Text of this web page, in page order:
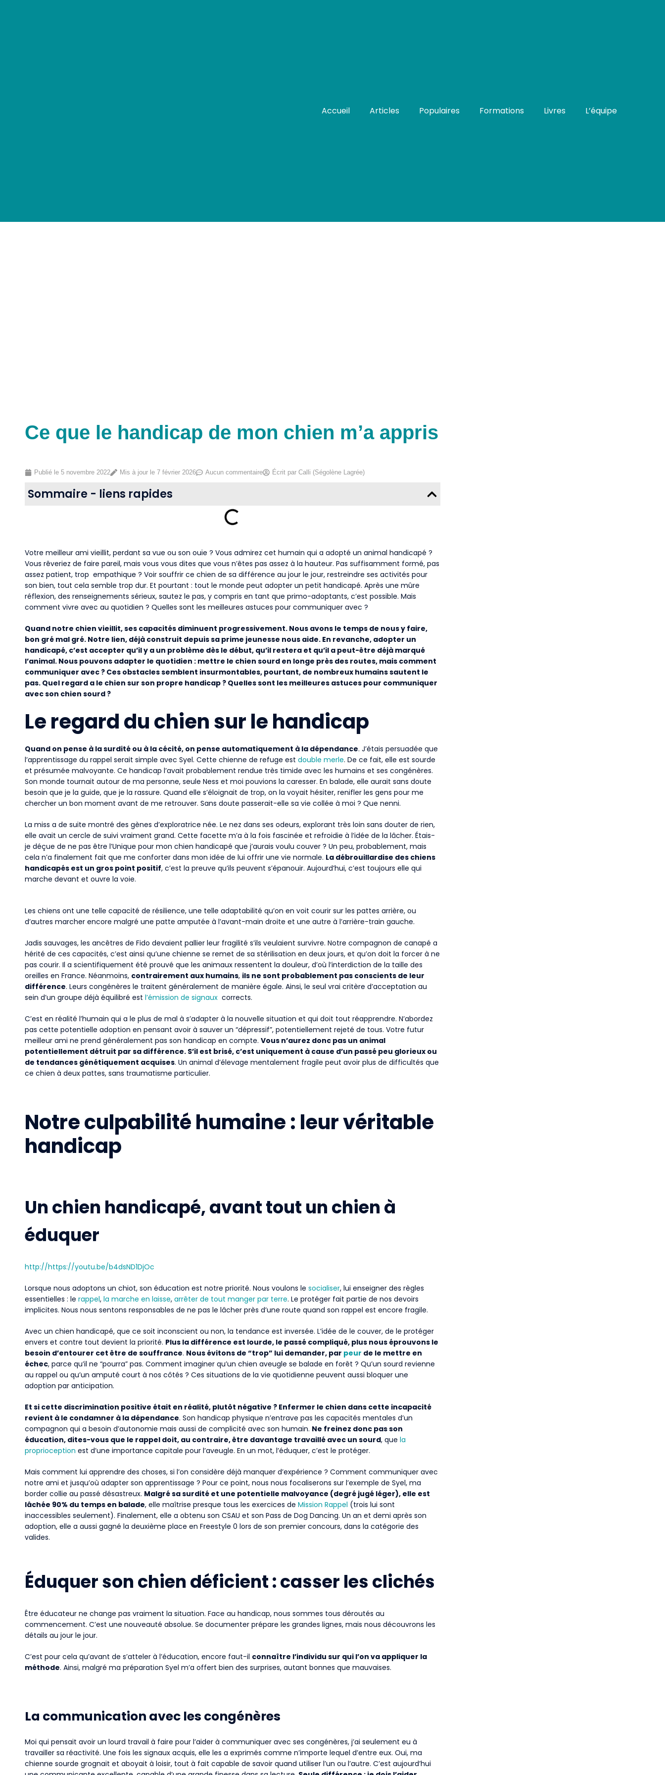
Accueil Articles Populaires Formations Livres L’équipe
Ce que le handicap de mon chien m’a appris
Publié le 5 novembre 2022 Mis à jour le 7 février 2026 Aucun commentaire Écrit par Calli (Ségolène Lagrée)
Sommaire - liens rapides
Votre meilleur ami vieillit, perdant sa vue ou son ouïe ? Vous admirez cet humain qui a adopté un animal handicapé ?
Vous rêveriez de faire pareil, mais vous vous dites que vous n’êtes pas assez à la hauteur. Pas suffisamment formé, pas
assez patient, trop empathique ? Voir souffrir ce chien de sa différence au jour le jour, restreindre ses activités pour
son bien, tout cela semble trop dur. Et pourtant : tout le monde peut adopter un petit handicapé. Après une mûre
réflexion, des renseignements sérieux, sautez le pas, y compris en tant que primo-adoptants, c’est possible. Mais
comment vivre avec au quotidien ? Quelles sont les meilleures astuces pour communiquer avec ?
Quand notre chien vieillit, ses capacités diminuent progressivement. Nous avons le temps de nous y faire,
bon gré mal gré. Notre lien, déjà construit depuis sa prime jeunesse nous aide. En revanche, adopter un
handicapé, c’est accepter qu’il y a un problème dès le début, qu’il restera et qu’il a peut-être déjà marqué
l’animal. Nous pouvons adapter le quotidien : mettre le chien sourd en longe près des routes, mais comment
communiquer avec ? Ces obstacles semblent insurmontables, pourtant, de nombreux humains sautent le
pas. Quel regard a le chien sur son propre handicap ? Quelles sont les meilleures astuces pour communiquer
avec son chien sourd ?
Le regard du chien sur le handicap
Quand on pense à la surdité ou à la cécité, on pense automatiquement à la dépendance. J’étais persuadée que
l’apprentissage du rappel serait simple avec Syel. Cette chienne de refuge est double merle. De ce fait, elle est sourde
et présumée malvoyante. Ce handicap l’avait probablement rendue très timide avec les humains et ses congénères.
Son monde tournait autour de ma personne, seule Ness et moi pouvions la caresser. En balade, elle aurait sans doute
besoin que je la guide, que je la rassure. Quand elle s’éloignait de trop, on la voyait hésiter, renifler les gens pour me
chercher un bon moment avant de me retrouver. Sans doute passerait-elle sa vie collée à moi ? Que nenni.
La miss a de suite montré des gènes d’exploratrice née. Le nez dans ses odeurs, explorant très loin sans douter de rien,
elle avait un cercle de suivi vraiment grand. Cette facette m’a à la fois fascinée et refroidie à l’idée de la lâcher. Étais-
je déçue de ne pas être l’Unique pour mon chien handicapé que j’aurais voulu couver ? Un peu, probablement, mais
cela n’a finalement fait que me conforter dans mon idée de lui offrir une vie normale. La débrouillardise des chiens
handicapés est un gros point positif, c’est la preuve qu’ils peuvent s’épanouir. Aujourd’hui, c’est toujours elle qui
marche devant et ouvre la voie.
Les chiens ont une telle capacité de résilience, une telle adaptabilité qu’on en voit courir sur les pattes arrière, ou
d’autres marcher encore malgré une patte amputée à l’avant-main droite et une autre à l’arrière-train gauche.
Jadis sauvages, les ancêtres de Fido devaient pallier leur fragilité s’ils veulaient survivre. Notre compagnon de canapé a
hérité de ces capacités, c’est ainsi qu’une chienne se remet de sa stérilisation en deux jours, et qu’on doit la forcer à ne
pas courir. Il a scientifiquement été prouvé que les animaux ressentent la douleur, d’où l’interdiction de la taille des
oreilles en France. Néanmoins, contrairement aux humains, ils ne sont probablement pas conscients de leur
différence. Leurs congénères le traitent généralement de manière égale. Ainsi, le seul vrai critère d’acceptation au
sein d’un groupe déjà équilibré est l’émission de signaux corrects.
C’est en réalité l’humain qui a le plus de mal à s’adapter à la nouvelle situation et qui doit tout réapprendre. N’abordez
pas cette potentielle adoption en pensant avoir à sauver un “dépressif”, potentiellement rejeté de tous. Votre futur
meilleur ami ne prend généralement pas son handicap en compte. Vous n’aurez donc pas un animal
potentiellement détruit par sa différence. S’il est brisé, c’est uniquement à cause d’un passé peu glorieux ou
de tendances génétiquement acquises. Un animal d’élevage mentalement fragile peut avoir plus de difficultés que
ce chien à deux pattes, sans traumatisme particulier.
Notre culpabilité humaine : leur véritable
handicap
Un chien handicapé, avant tout un chien à
éduquer
http://https://youtu.be/b4dsND1DjOc
Lorsque nous adoptons un chiot, son éducation est notre priorité. Nous voulons le socialiser, lui enseigner des règles
essentielles : le rappel, la marche en laisse, arrêter de tout manger par terre. Le protéger fait partie de nos devoirs
implicites. Nous nous sentons responsables de ne pas le lâcher près d’une route quand son rappel est encore fragile.
Avec un chien handicapé, que ce soit inconscient ou non, la tendance est inversée. L’idée de le couver, de le protéger
envers et contre tout devient la priorité. Plus la différence est lourde, le passé compliqué, plus nous éprouvons le
besoin d’entourer cet être de souffrance. Nous évitons de “trop” lui demander, par peur de le mettre en
échec, parce qu’il ne “pourra” pas. Comment imaginer qu’un chien aveugle se balade en forêt ? Qu’un sourd revienne
au rappel ou qu’un amputé court à nos côtés ? Ces situations de la vie quotidienne peuvent aussi bloquer une
adoption par anticipation.
Et si cette discrimination positive était en réalité, plutôt négative ? Enfermer le chien dans cette incapacité
revient à le condamner à la dépendance. Son handicap physique n’entrave pas les capacités mentales d’un
compagnon qui a besoin d’autonomie mais aussi de complicité avec son humain. Ne freinez donc pas son
éducation, dites-vous que le rappel doit, au contraire, être davantage travaillé avec un sourd, que la
proprioception est d’une importance capitale pour l’aveugle. En un mot, l’éduquer, c’est le protéger.
Mais comment lui apprendre des choses, si l’on considère déjà manquer d’expérience ? Comment communiquer avec
notre ami et jusqu’où adapter son apprentissage ? Pour ce point, nous nous focaliserons sur l’exemple de Syel, ma
border collie au passé désastreux. Malgré sa surdité et une potentielle malvoyance (degré jugé léger), elle est
lâchée 90% du temps en balade, elle maîtrise presque tous les exercices de Mission Rappel (trois lui sont
inaccessibles seulement). Finalement, elle a obtenu son CSAU et son Pass de Dog Dancing. Un an et demi après son
adoption, elle a aussi gagné la deuxième place en Freestyle 0 lors de son premier concours, dans la catégorie des
valides.
Éduquer son chien déficient : casser les clichés
Être éducateur ne change pas vraiment la situation. Face au handicap, nous sommes tous déroutés au
commencement. C’est une nouveauté absolue. Se documenter prépare les grandes lignes, mais nous découvrons les
détails au jour le jour.
C’est pour cela qu’avant de s’atteler à l’éducation, encore faut-il connaître l’individu sur qui l’on va appliquer la
méthode. Ainsi, malgré ma préparation Syel m’a offert bien des surprises, autant bonnes que mauvaises.
La communication avec les congénères
Moi qui pensait avoir un lourd travail à faire pour l’aider à communiquer avec ses congénères, j’ai seulement eu à
travailler sa réactivité. Une fois les signaux acquis, elle les a exprimés comme n’importe lequel d’entre eux. Oui, ma
chienne sourde grognait et aboyait à loisir, tout à fait capable de savoir quand utiliser l’un ou l’autre. C’est aujourd’hui